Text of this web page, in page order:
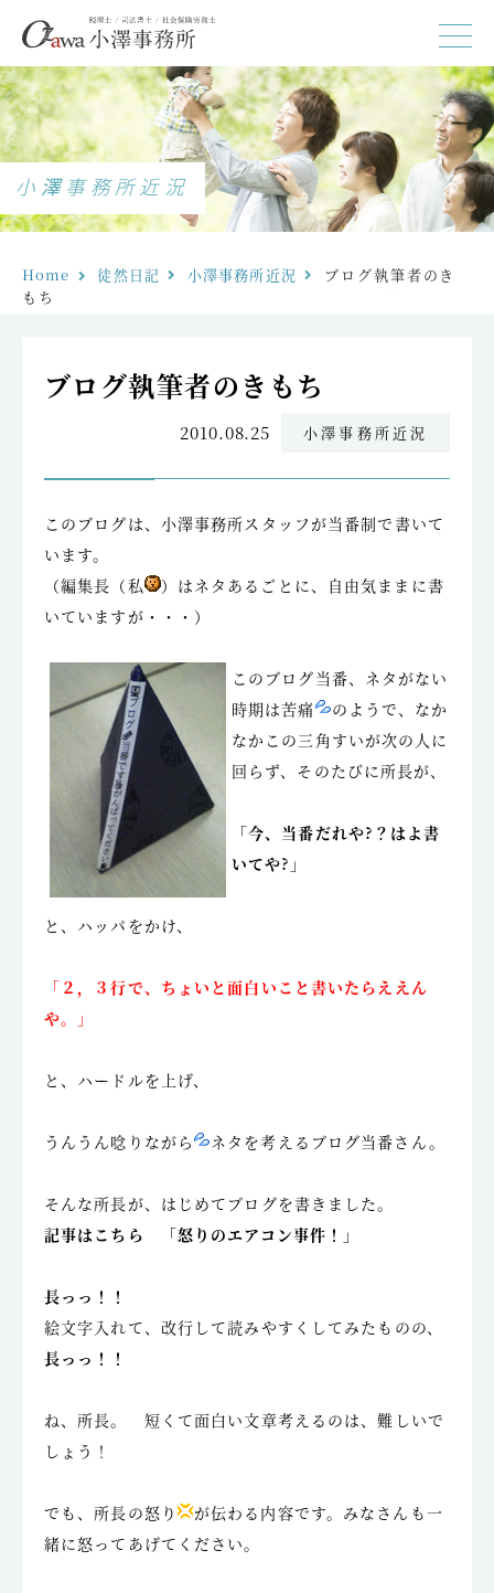
小澤事務所近況
Home 徒然日記 小澤事務所近況
ブログ執筆者のき
もち
ブログ執筆者のきもち
2010.08.25 小澤事務所近況
このブログは、小澤事務所スタッフが当番制で書いて
います。
（編集長（私
）はネタあるごとに、自由気ままに書
いていますが・・・）
このブログ当番、ネタがない
時期は苦痛
のようで、なか
なかこの三角すいが次の人に
回らず、そのたびに所長が、
「今、当番だれや?？はよ書
いてや?」
と、ハッパをかけ、
「２，３行で、ちょいと面白いこと書いたらええん
や。」
と、ハードルを上げ、
うんうん唸りながら ネタを考えるブログ当番さん。
そんな所長が、はじめてブログを書きました。
記事はこちら 「怒りのエアコン事件！」
長っっ！！
絵文字入れて、改行して読みやすくしてみたものの、
長っっ！！
ね、所長。 短くて面白い文章考えるのは、難しいで
しょう！
でも、所長の怒り
が伝わる内容です。みなさんも一
緒に怒ってあげてください。